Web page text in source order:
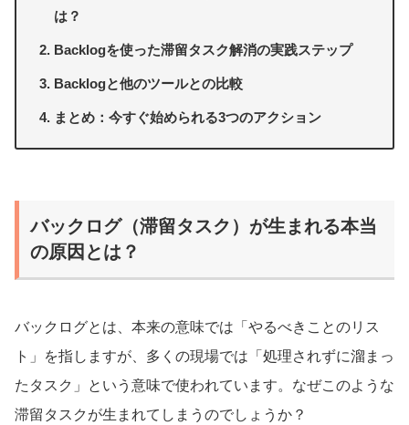
は？
Backlogを使った滞留タスク解消の実践ステップ
Backlogと他のツールとの比較
まとめ：今すぐ始められる3つのアクション
バックログ（滞留タスク）が生まれる本当
の原因とは？
バックログとは、本来の意味では「やるべきことのリス
ト」を指しますが、多くの現場では「処理されずに溜まっ
たタスク」という意味で使われています。なぜこのような
滞留タスクが生まれてしまうのでしょうか？